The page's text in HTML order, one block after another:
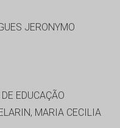
JERONYMO
EDUCAÇÃO
MARIA CECILIA